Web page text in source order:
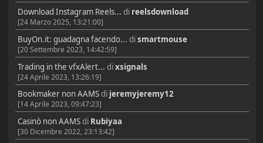
Download Instagram Reels... di reelsdownload
[24 Marzo 2025, 13:21:00]
BuyOn.it: guadagna facendo... dismartmouse
[20 Settembre 2023, 14:42:59]
Trading in the vfxAlert... dixsignals
[24 Aprile 2023, 13:26:19]
Bookmaker non AAMSdi jeremyjeremy12
[14 Aprile 2023, 09:47:23]
Casinò non AAMSdi Rubiyaa
[30 Dicembre 2022, 23:13:42]